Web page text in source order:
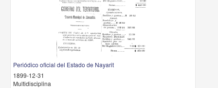
Periódico oficial del Estado de Nayarit
1899-12-31
Multidisciplina